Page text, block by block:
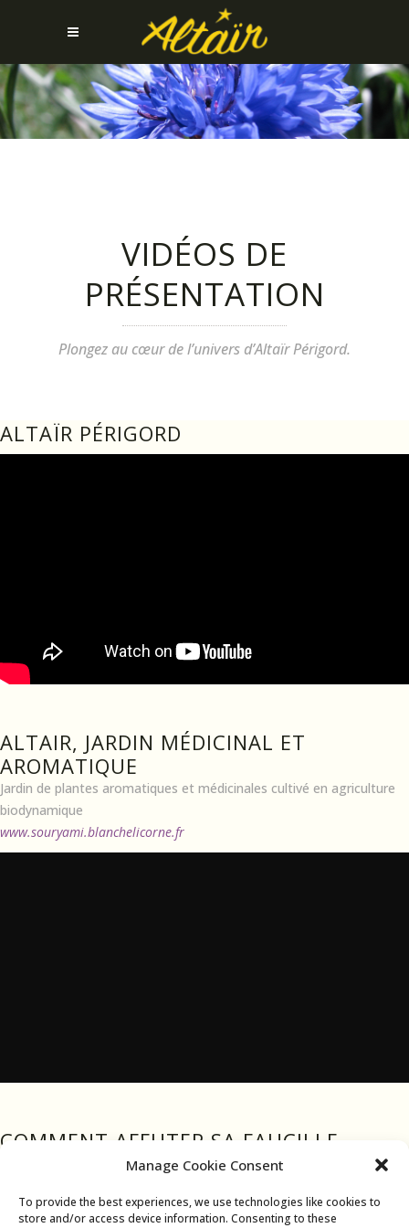
Manage Cookie Consent
To provide the best experiences, we use technologies like cookies to
store and/or access device information. Consenting to these
VIDÉOS DE
PRÉSENTATION
Plongez au cœur de l’univers d’Altaïr Périgord.
ALTAÏR PÉRIGORD
ALTAIR, JARDIN MÉDICINAL ET
AROMATIQUE
Jardin de plantes aromatiques et médicinales cultivé en agriculture
biodynamique
www.souryami.blanchelicorne.fr
COMMENT AFFUTER SA FAUCILLE
www.metallurgie-forge-coutellerie.fr